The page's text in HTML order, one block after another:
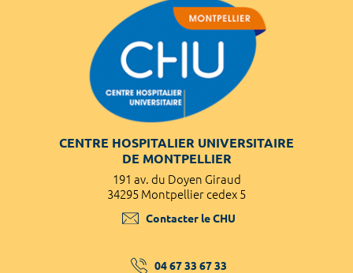
CENTRE HOSPITALIER UNIVERSITAIRE
DE MONTPELLIER
191 av. du Doyen Giraud
34295 Montpellier cedex 5
Contacter le CHU
04 67 33 67 33